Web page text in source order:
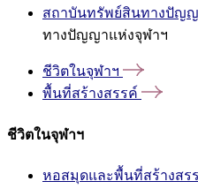
สถาบันทรัพย์สินทางปัญ
ทางปัญญาแห่งจุฬาฯ
ชีวิตในจุฬาฯ
พื้นที่สร้างสรรค์
ชีวิตในจุฬาฯ
หอสมุดและพื้นที่สร้างสร